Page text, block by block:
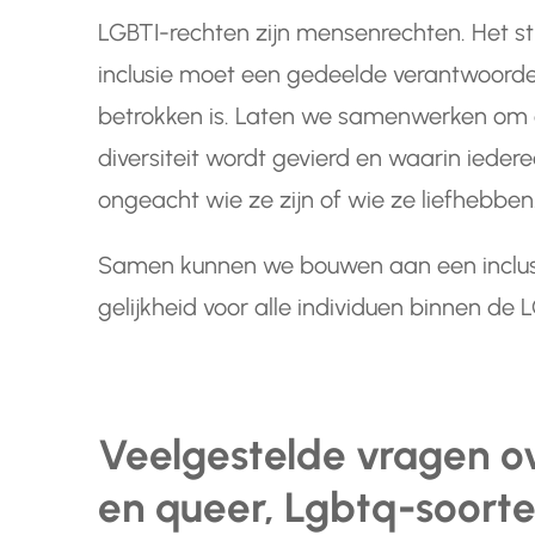
LGBTI-rechten zijn mensenrechten. Het
inclusie moet een gedeelde
betrokken is. Laten we samenwerken
diversiteit wordt gevierd en waarin
ongeacht wie ze zijn of wie ze
Samen kunnen we bouwen aan een
gelijkheid voor alle individuen binnen de
Veelgestelde vragen
en queer, Lgbtq-